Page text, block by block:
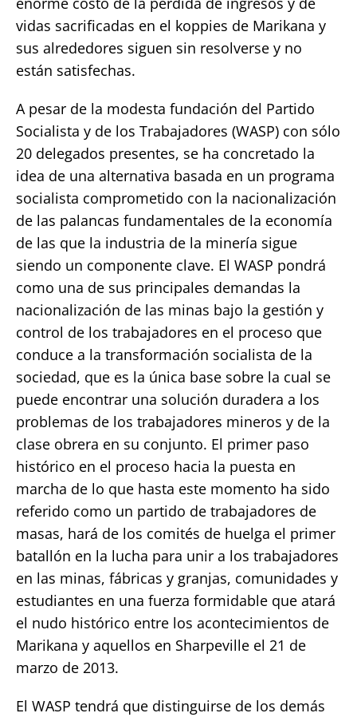
vidas sacrificadas en el koppies de Marikana y
sus alrededores siguen sin resolverse y no
están satisfechas.
A pesar de la modesta fundación del Partido
Socialista y de los Trabajadores (WASP) con sólo
20 delegados presentes, se ha concretado la
idea de una alternativa basada en un programa
socialista comprometido con la nacionalización
de las palancas fundamentales de la economía
de las que la industria de la minería sigue
siendo un componente clave. El WASP pondrá
como una de sus principales demandas la
nacionalización de las minas bajo la gestión y
control de los trabajadores en el proceso que
conduce a la transformación socialista de la
sociedad, que es la única base sobre la cual se
puede encontrar una solución duradera a los
problemas de los trabajadores mineros y de la
clase obrera en su conjunto. El primer paso
histórico en el proceso hacia la puesta en
marcha de lo que hasta este momento ha sido
referido como un partido de trabajadores de
masas, hará de los comités de huelga el primer
batallón en la lucha para unir a los trabajadores
en las minas, fábricas y granjas, comunidades y
estudiantes en una fuerza formidable que atará
el nudo histórico entre los acontecimientos de
Marikana y aquellos en Sharpeville el 21 de
marzo de 2013.
El WASP tendrá que distinguirse de los demás